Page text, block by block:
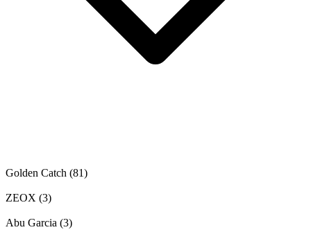
Golden Catch (81)
ZEOX (3)
Abu Garcia (3)